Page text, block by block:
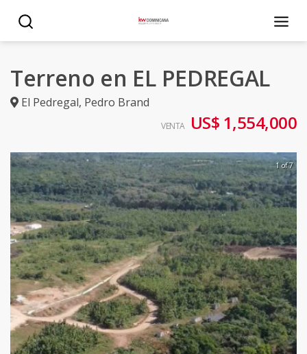
Terreno en EL PEDREGAL
El Pedregal, Pedro Brand
VENTA US$ 1,554,000
1 of 7